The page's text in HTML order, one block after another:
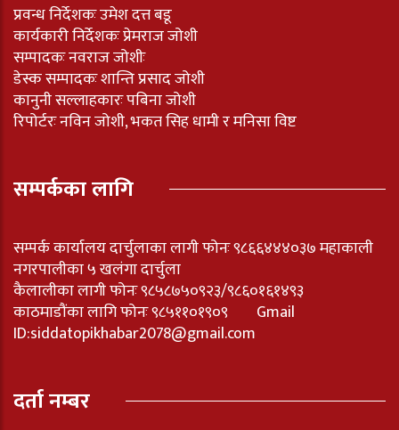
प्रवन्ध निर्देशकः उमेश दत्त बडू
कार्यकारी निर्देशकः प्रेमराज जोशी
सम्पादकः नवराज जोशीः
डेस्क सम्पादकः शान्ति प्रसाद जोशी
कानुनी सल्लाहकारः पबिना जोशी
रिपोर्टरः नविन जोशी, भकत सिह धामी र मनिसा विष्ट
सम्पर्कका लागि
सम्पर्क कार्यालय दार्चुलाका लागी फोनः ९८६६४४४०३७ महाकाली
नगरपालीका ५ खलंगा दार्चुला
कैलालीका लागी फोनः ९८५८७५०९२३/९८६०१६१४९३
काठमाडौंका लागि फोनः ९८५११०१९०९ Gmail
ID:siddatopikhabar2078@gmail.com
दर्ता नम्बर